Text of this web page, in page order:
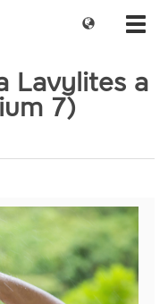
Change
Lavylites a
7)